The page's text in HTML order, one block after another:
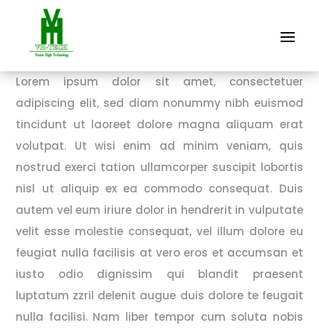
Lorem ipsum dolor sit amet, consectetuer
adipiscing elit, sed diam nonummy nibh euismod
tincidunt ut laoreet dolore magna aliquam erat
volutpat. Ut wisi enim ad minim veniam, quis
nostrud exerci tation ullamcorper suscipit lobortis
nisl ut aliquip ex ea commodo consequat. Duis
autem vel eum iriure dolor in hendrerit in vulputate
velit esse molestie consequat, vel illum dolore eu
feugiat nulla facilisis at vero eros et accumsan et
iusto odio dignissim qui blandit praesent
luptatum zzril delenit augue duis dolore te feugait
nulla facilisi. Nam liber tempor cum soluta nobis